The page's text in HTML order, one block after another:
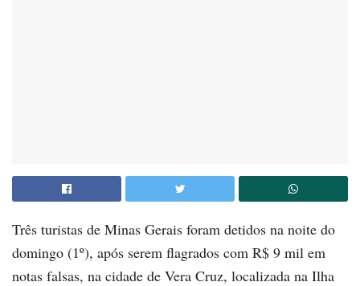
Três turistas de Minas Gerais foram detidos na noite do
domingo (1º), após serem flagrados com R$ 9 mil em
notas falsas, na cidade de Vera Cruz, localizada na Ilha